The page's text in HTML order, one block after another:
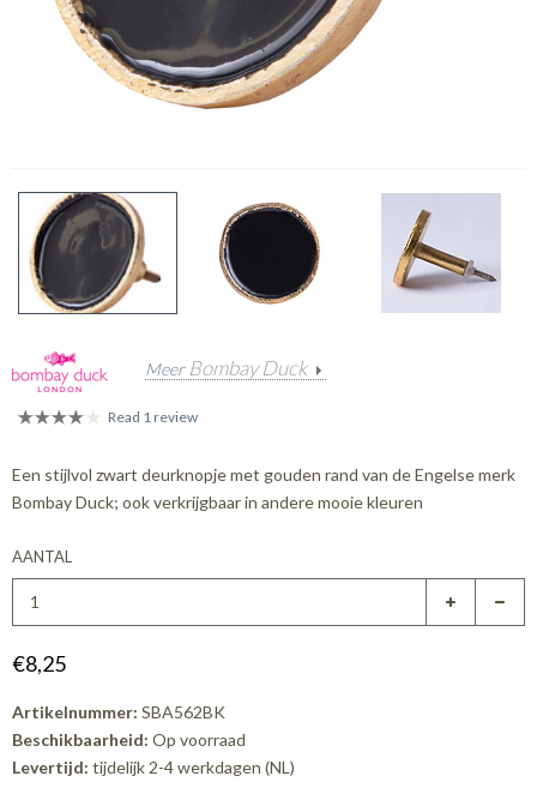
Meer Bombay Duck
Read 1 review
Een stijlvol zwart deurknopje met gouden rand van de Engelse merk
Bombay Duck; ook verkrijgbaar in andere mooie kleuren
AANTAL
€8,25
Artikelnummer: SBA562BK
Beschikbaarheid: Op voorraad
Levertijd: tijdelijk 2-4 werkdagen (NL)